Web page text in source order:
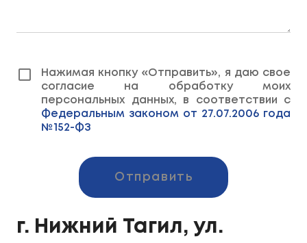
г. Нижний Тагил, ул.
Нажимая кнопку «Отправить», я даю свое
согласие на обработку моих
персональных данных, в соответствии с
Федеральным законом от 27.07.2006 года
№152-ФЗ
Отправить